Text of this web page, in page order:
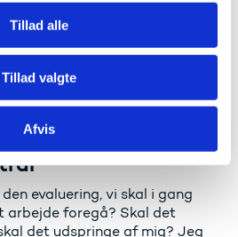
Tillad alle
Tillad valgte
Afvis
Det var en reel
med et brev, hvor der stod:
regeringen. Det er der en
den hedder: Det handler om
evaluering, vi skal i gang
arbejde foregå? Skal det
det udspringe af mig? Jeg